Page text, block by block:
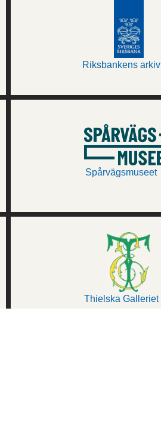
Riksbankens arkiv
Spårvägsmuseet
Thielska Galleriet